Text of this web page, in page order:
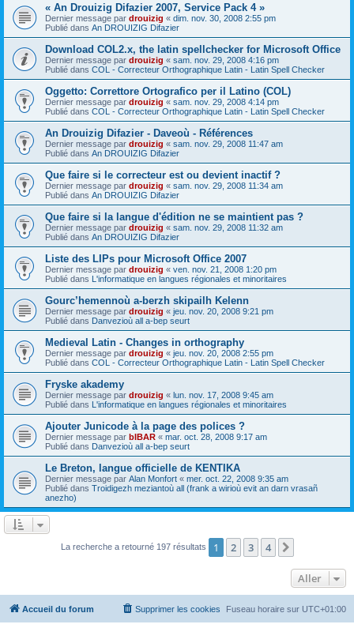
« An Drouizig Difazier 2007, Service Pack 4 »
Dernier message par drouizig « dim. nov. 30, 2008 2:55 pm
Publié dans An DROUIZIG Difazier
Download COL2.x, the latin spellchecker for Microsoft Office
Dernier message par drouizig « sam. nov. 29, 2008 4:16 pm
Publié dans COL - Correcteur Orthographique Latin - Latin Spell Checker
Oggetto: Correttore Ortografico per il Latino (COL)
Dernier message par drouizig « sam. nov. 29, 2008 4:14 pm
Publié dans COL - Correcteur Orthographique Latin - Latin Spell Checker
An Drouizig Difazier - Daveoù - Références
Dernier message par drouizig « sam. nov. 29, 2008 11:47 am
Publié dans An DROUIZIG Difazier
Que faire si le correcteur est ou devient inactif ?
Dernier message par drouizig « sam. nov. 29, 2008 11:34 am
Publié dans An DROUIZIG Difazier
Que faire si la langue d'édition ne se maintient pas ?
Dernier message par drouizig « sam. nov. 29, 2008 11:32 am
Publié dans An DROUIZIG Difazier
Liste des LIPs pour Microsoft Office 2007
Dernier message par drouizig « ven. nov. 21, 2008 1:20 pm
Publié dans L'informatique en langues régionales et minoritaires
Gourc’hemennoù a-berzh skipailh Kelenn
Dernier message par drouizig « jeu. nov. 20, 2008 9:21 pm
Publié dans Danvezioù all a-bep seurt
Medieval Latin - Changes in orthography
Dernier message par drouizig « jeu. nov. 20, 2008 2:55 pm
Publié dans COL - Correcteur Orthographique Latin - Latin Spell Checker
Fryske akademy
Dernier message par drouizig « lun. nov. 17, 2008 9:45 am
Publié dans L'informatique en langues régionales et minoritaires
Ajouter Junicode à la page des polices ?
Dernier message par bIBAR « mar. oct. 28, 2008 9:17 am
Publié dans Danvezioù all a-bep seurt
Le Breton, langue officielle de KENTIKA
Dernier message par Alan Monfort « mer. oct. 22, 2008 9:35 am
Publié dans Troidigezh meziantoù all (frank a wirioù evit an darn vrasañ
anezho)
La recherche a retourné 197 résultats 1 2 3 4
Aller
Accueil du forum Fuseau horaire sur UTC+01:00
Supprimer les cookies